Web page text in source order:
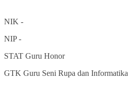
NIK -
NIP-
STAT Guru Honor
GTK Guru Seni Rupa dan Informatika